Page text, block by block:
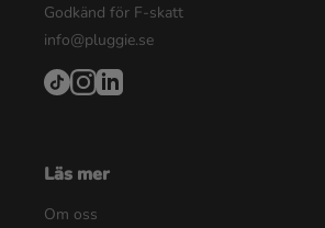
Godkänd för F-skatt
info@pluggie.se
Läs mer
Om oss